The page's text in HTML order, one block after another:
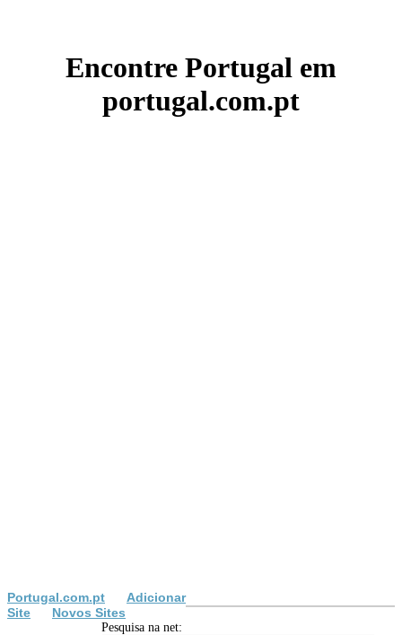
Encontre Portugal em
portugal.com.pt
Portugal.com.pt
Adicionar
Site
Novos Sites
Pesquisa na net: